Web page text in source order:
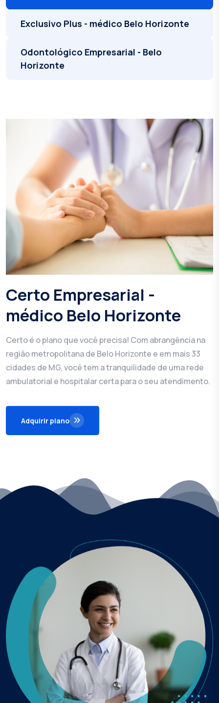
Exclusivo Plus - médico Belo Horizonte
Odontológico Empresarial - Belo
Horizonte
Certo Empresarial -
médico Belo Horizonte
Certo é o plano que você precisa! Com abrangência na
região metropolitana de Belo Horizonte e em mais 33
cidades de MG, você tem a tranquilidade de uma rede
ambulatorial e hospitalar certa para o seu atendimento.
Adquirir plano